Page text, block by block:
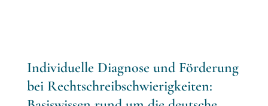
Individuelle Diagnose und Förderung
bei Rechtschreibschwierigkeiten: